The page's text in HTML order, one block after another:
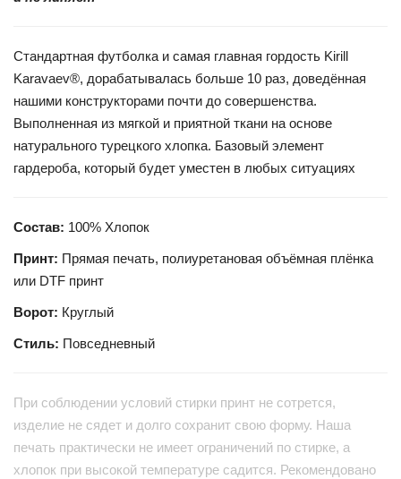
Стандартная футболка и самая главная гордость Kirill
Karavaev®, дорабатывалась больше 10 раз, доведённая
нашими конструкторами почти до совершенства.
Выполненная из мягкой и приятной ткани на основе
натурального турецкого хлопка. Базовый элемент
гардероба, который будет уместен в любых ситуациях
Состав: 100% Хлопок
Принт: Прямая печать, полиуретановая объёмная плёнка
или DTF принт
Ворот: Круглый
Стиль: Повседневный
При соблюдении условий стирки принт не сотрется,
изделие не сядет и долго сохранит свою форму. Наша
печать практически не имеет ограничений по стирке, а
хлопок при высокой температуре садится. Рекомендовано